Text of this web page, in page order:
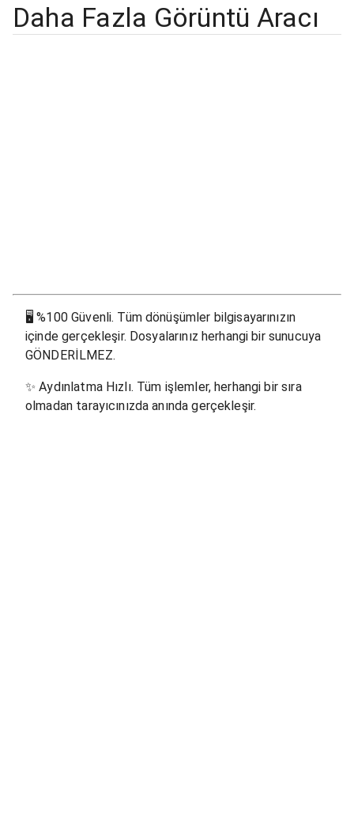
Daha Fazla Görüntü Aracı
🖥%100 Güvenli. Tüm dönüşümler bilgisayarınızın
içinde gerçekleşir. Dosyalarınız herhangi bir sunucuya
GÖNDERİLMEZ.
✨Aydınlatma Hızlı. Tüm işlemler, herhangi bir sıra
olmadan tarayıcınızda anında gerçekleşir.